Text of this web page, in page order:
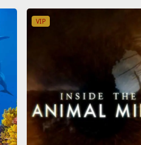
VIP